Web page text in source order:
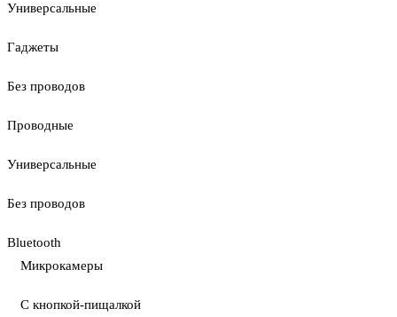
Универсальные
Гаджеты
Без проводов
Проводные
Универсальные
Без проводов
Bluetooth
Микрокамеры
С кнопкой-пищалкой